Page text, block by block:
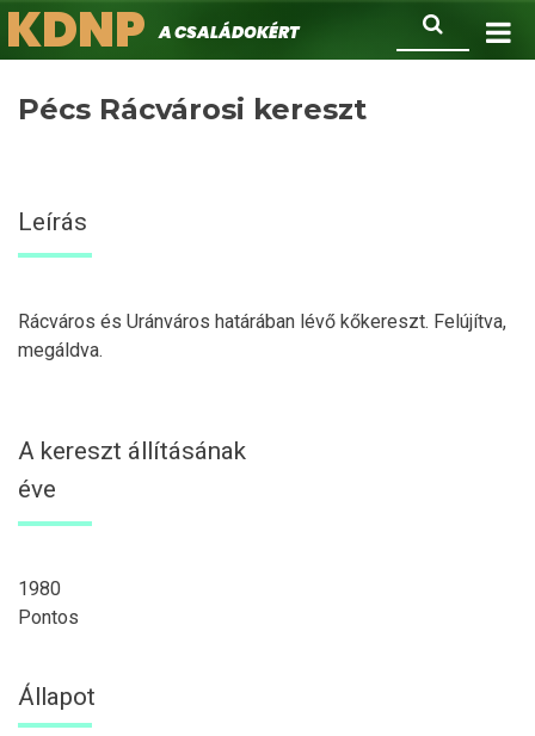
Ugrás
a
Keresés
KDNPA családokért.
Pécs Rácvárosi kereszt
Leírás
Rácváros és Uránváros határában lévő kőkereszt. Felújítva,
megáldva.
A kereszt állításának
éve
1980
Pontos
Állapot